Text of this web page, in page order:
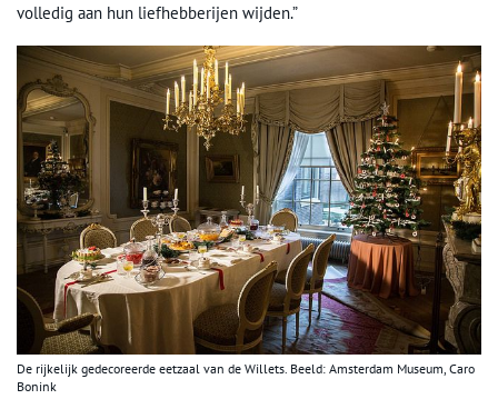
volledig aan hun liefhebberijen wijden.”
De rijkelijk gedecoreerde eetzaal van de Willets. Beeld: Amsterdam Museum, Caro
Bonink